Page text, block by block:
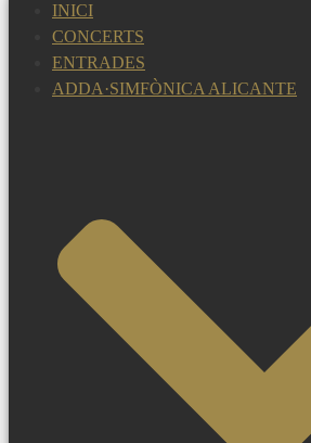
INICI
CONCERTS
ENTRADES
ADDA·SIMFÒNICA ALICANTE